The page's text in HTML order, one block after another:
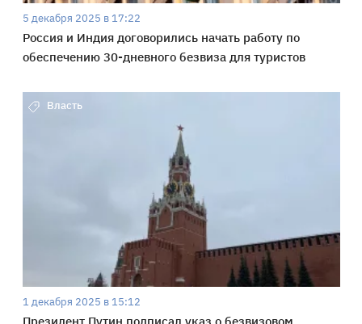
5 декабря 2025 в 17:22
Россия и Индия договорились начать работу по
обеспечению 30-дневного безвиза для туристов
Власть
1 декабря 2025 в 15:12